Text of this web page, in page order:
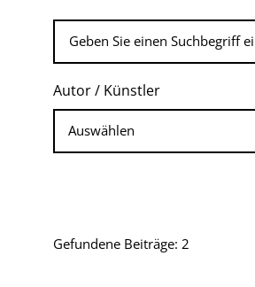
Autor / Künstler
Gefundene Beiträge: 2